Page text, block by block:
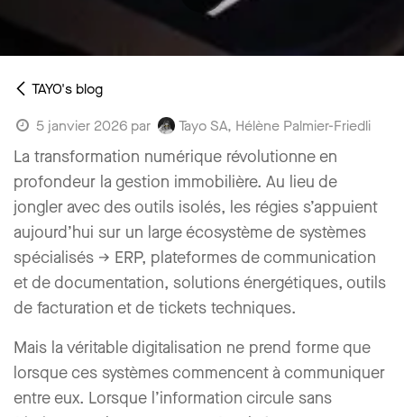
TAYO's blog
5 janvier 2026 par Tayo SA, Hélène Palmier-Friedli
La transformation numérique révolutionne en
profondeur la gestion immobilière. Au lieu de
jongler avec des outils isolés, les régies s’appuient
aujourd’hui sur un large écosystème de systèmes
spécialisés → ERP, plateformes de communication
et de documentation, solutions énergétiques, outils
de facturation et de tickets techniques.
Mais la véritable digitalisation ne prend forme que
lorsque ces systèmes commencent à communiquer
entre eux. Lorsque l’information circule sans